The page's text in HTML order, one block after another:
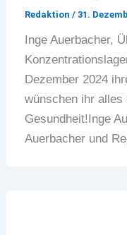
Redaktion / 31.
Inge Auerbacher,
Dezember 2024
wünschen ihr alles
Gesundheit!Inge
Auerbacher und